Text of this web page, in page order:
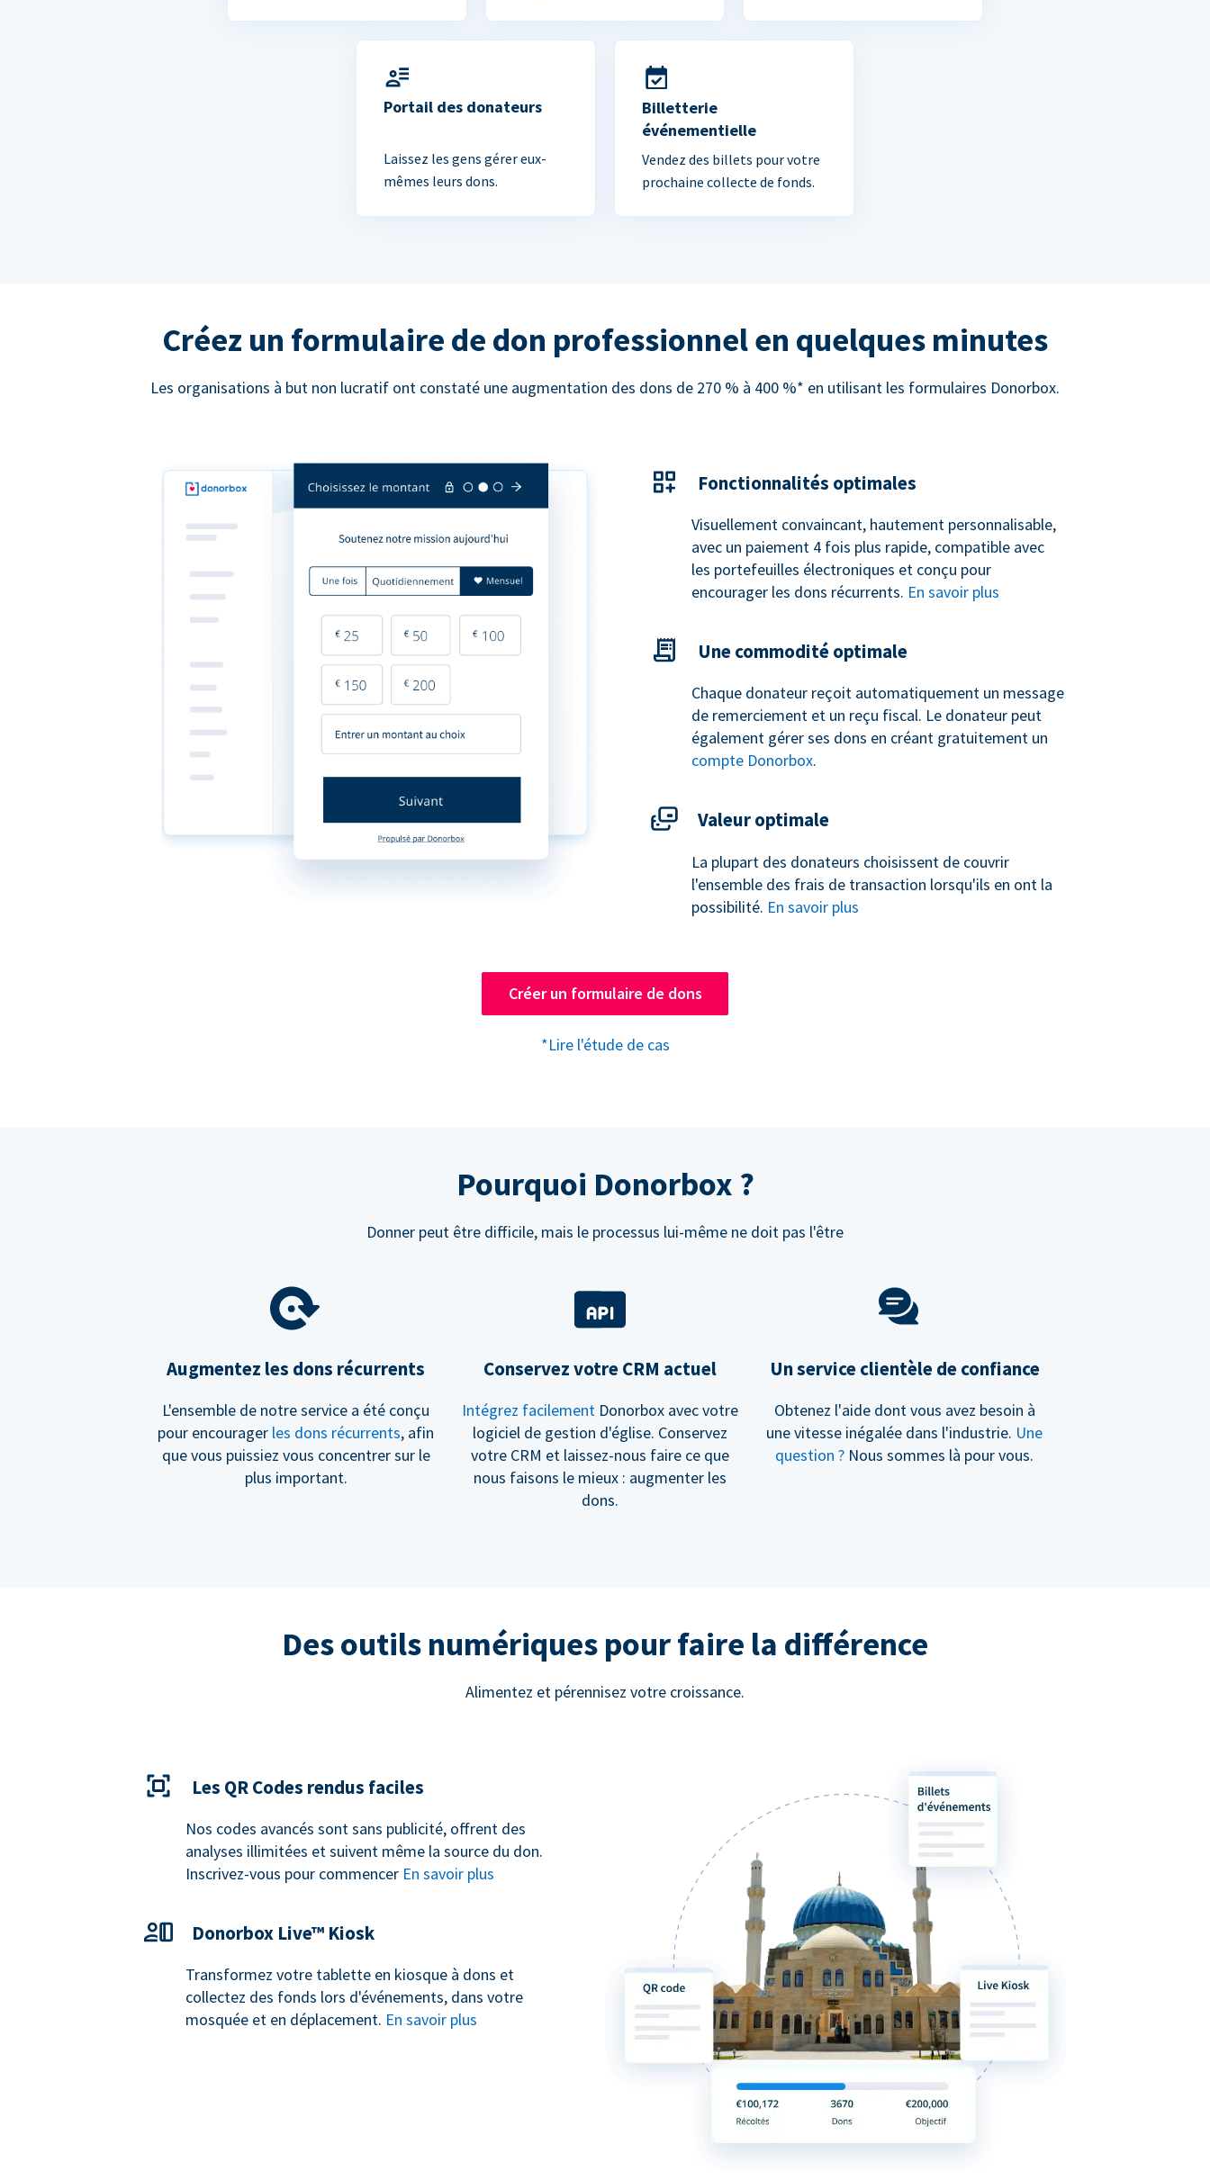
Portail des donateurs
Laissez les gens gérer eux-
mêmes leurs dons.
Billetterie
événementielle
Vendez des billets pour votre
prochaine collecte de fonds.
Créez un formulaire de don professionnel en quelques minutes
Les organisations à but non lucratif ont constaté une augmentation des dons de 270 % à 400 %* en utilisant les formulaires Donorbox.
Fonctionnalités optimales
Visuellement convaincant, hautement personnalisable,
avec un paiement 4 fois plus rapide, compatible avec
les portefeuilles électroniques et conçu pour
encourager les dons récurrents. En savoir plus
Une commodité optimale
Chaque donateur reçoit automatiquement un message
de remerciement et un reçu fiscal. Le donateur peut
également gérer ses dons en créant gratuitement un
compte Donorbox.
Valeur optimale
La plupart des donateurs choisissent de couvrir
l'ensemble des frais de transaction lorsqu'ils en ont la
possibilité. En savoir plus
Créer un formulaire de dons
*Lire l'étude de cas
Pourquoi Donorbox ?
Donner peut être difficile, mais le processus lui-même ne doit pas l'être
Augmentez les dons récurrents
L'ensemble de notre service a été conçu
pour encourager les dons récurrents, afin
que vous puissiez vous concentrer sur le
plus important.
Conservez votre CRM actuel
Intégrez facilement Donorbox avec votre
logiciel de gestion d'église. Conservez
votre CRM et laissez-nous faire ce que
nous faisons le mieux : augmenter les
dons.
Un service clientèle de confiance
Obtenez l'aide dont vous avez besoin à
une vitesse inégalée dans l'industrie. Une
question ? Nous sommes là pour vous.
Des outils numériques pour faire la différence
Alimentez et pérennisez votre croissance.
Les QR Codes rendus faciles
Nos codes avancés sont sans publicité, offrent des
analyses illimitées et suivent même la source du don.
Inscrivez-vous pour commencer En savoir plus
Donorbox Live™ Kiosk
Transformez votre tablette en kiosque à dons et
collectez des fonds lors d'événements, dans votre
mosquée et en déplacement. En savoir plus